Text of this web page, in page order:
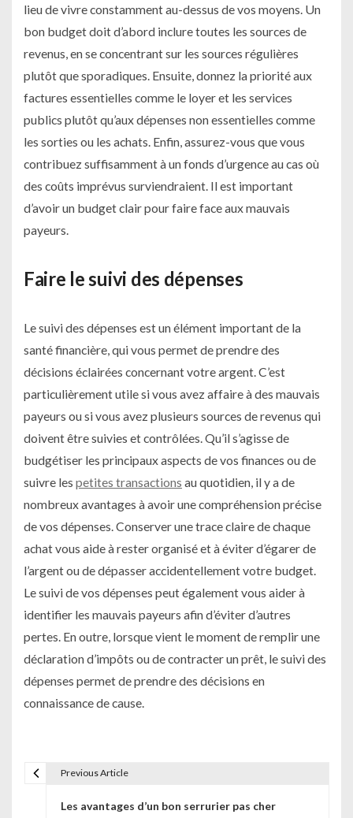
lieu de vivre constamment au-dessus de vos moyens. Un
bon budget doit d’abord inclure toutes les sources de
revenus, en se concentrant sur les sources régulières
plutôt que sporadiques. Ensuite, donnez la priorité aux
factures essentielles comme le loyer et les services
publics plutôt qu’aux dépenses non essentielles comme
les sorties ou les achats. Enfin, assurez-vous que vous
contribuez suffisamment à un fonds d’urgence au cas où
des coûts imprévus surviendraient. Il est important
d’avoir un budget clair pour faire face aux mauvais
payeurs.
Faire le suivi des dépenses
Le suivi des dépenses est un élément important de la
santé financière, qui vous permet de prendre des
décisions éclairées concernant votre argent. C’est
particulièrement utile si vous avez affaire à des mauvais
payeurs ou si vous avez plusieurs sources de revenus qui
doivent être suivies et contrôlées. Qu’il s’agisse de
budgétiser les principaux aspects de vos finances ou de
suivre les petites transactions au quotidien, il y a de
nombreux avantages à avoir une compréhension précise
de vos dépenses. Conserver une trace claire de chaque
achat vous aide à rester organisé et à éviter d’égarer de
l’argent ou de dépasser accidentellement votre budget.
Le suivi de vos dépenses peut également vous aider à
identifier les mauvais payeurs afin d’éviter d’autres
pertes. En outre, lorsque vient le moment de remplir une
déclaration d’impôts ou de contracter un prêt, le suivi des
dépenses permet de prendre des décisions en
connaissance de cause.
Previous Article
Les avantages d’un bon serrurier pas cher